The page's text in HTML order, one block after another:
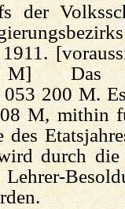
der
Das
200 M.
M, mithin
durch die